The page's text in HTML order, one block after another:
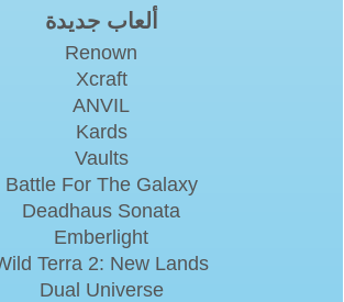
ألعاب جديدة
Renown
Xcraft
ANVIL
Kards
Vaults
Battle For The Galaxy
Deadhaus Sonata
Emberlight
Terra 2: New Lands
Dual Universe